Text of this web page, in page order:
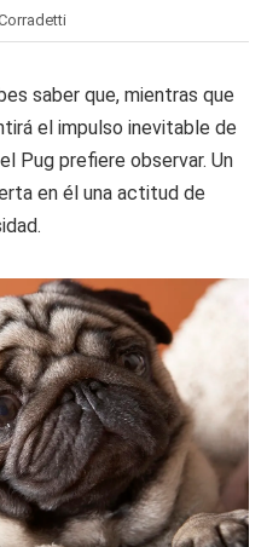
saber que, mientras que
el impulso inevitable de
Pug prefiere observar. Un
en él una actitud de